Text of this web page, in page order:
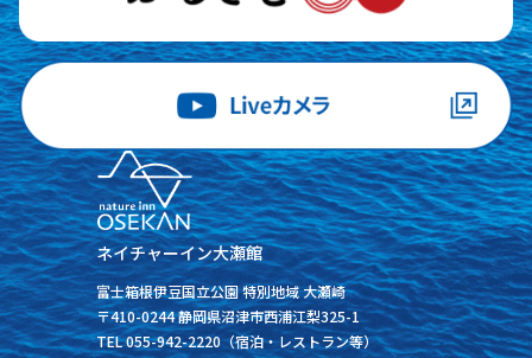
ネイチャーイン大瀬館
富士箱根伊豆国立公園 特別地域 大瀬崎
〒410-0244 静岡県沼津市西浦江梨325-1
TEL 055-942-2220（宿泊・レストラン等）